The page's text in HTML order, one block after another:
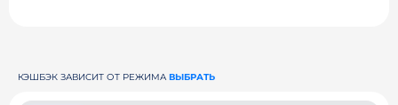
КЭШБЭК ЗАВИСИТ ОТ РЕЖИМА ВЫБРАТЬ